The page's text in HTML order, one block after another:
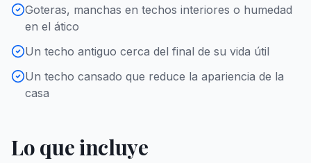
Goteras, manchas en techos interiores o humedad
en el ático
Un techo antiguo cerca del final de su vida útil
Un techo cansado que reduce la apariencia de la
casa
Lo que incluye